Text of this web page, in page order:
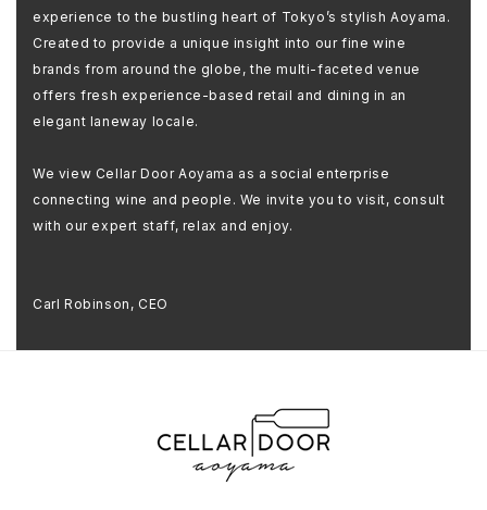
experience to the bustling heart of Tokyo’s stylish Aoyama.
Created to provide a unique insight into our fine wine
brands from around the globe, the multi-faceted venue
offers fresh experience-based retail and dining in an
elegant laneway locale.
We view Cellar Door Aoyama as a social enterprise
connecting wine and people. We invite you to visit, consult
with our expert staff, relax and enjoy.
Carl Robinson, CEO